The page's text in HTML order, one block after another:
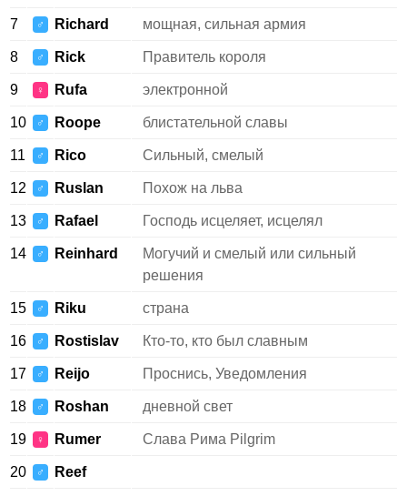
7 ♂ Richard мощная, сильная армия
8 ♂ Rick Правитель короля
9 ♀ Rufa электронной
10 ♂ Roope блистательной славы
11 ♂ Rico Сильный, смелый
12 ♂ Ruslan Похож на льва
13 ♂ Rafael Господь исцеляет, исцелял
14 ♂ Reinhard
Могучий и смелый или сильный
решения
15 ♂ Riku страна
16 ♂ Rostislav Кто-то, кто был славным
17 ♂ Reijo Проснись, Уведомления
18 ♂ Roshan дневной свет
19 ♀ Rumer Слава Рима Pilgrim
20 ♂ Reef